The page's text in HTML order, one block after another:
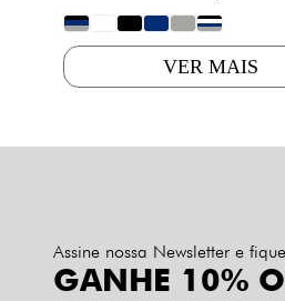
? ?
VER MAIS
Assine nossa Newsletter e
GANHE 10%